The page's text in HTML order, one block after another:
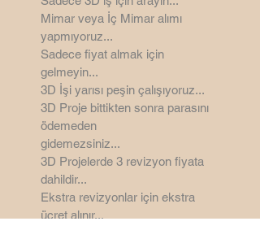
Mimar veya İç Mimar alımı
yapmıyoruz...
Sadece fiyat almak için
gelmeyin...
3D İşi yarısı peşin çalışıyoruz...
3D Proje bittikten sonra parasını
ödemeden
gidemezsiniz...
3D Projelerde 3 revizyon fiyata
dahildir...
Ekstra revizyonlar için ekstra
ücret alınır...